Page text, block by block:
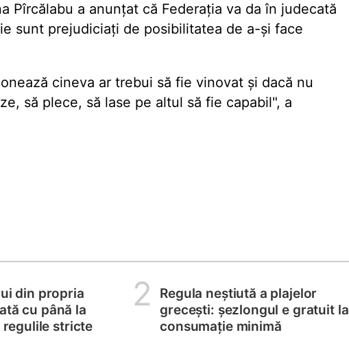
Pîrcălabu a anunțat că Federația va da în judecată
sunt prejudiciați de posibilitatea de a-și face
cineva ar trebui să fie vinovat și dacă nu
să plece, să lase pe altul să fie capabil", a
din propria
cu până la
regulile stricte
2
Regula neștiută a plajelor
grecești: șezlongul e gratuit la
consumație minimă